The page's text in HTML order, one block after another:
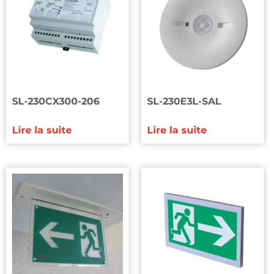
SL-230CX300-206
Lire la suite
SL-230E3L-SAL
Lire la suite